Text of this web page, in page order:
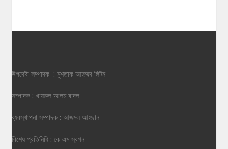
উপদেষ্টা সম্পাদক : মুশতাক আহম্মদ লিটন
সম্পাদক : খায়রুল আলম বাদল
ব্যবস্থাপনা সম্পাদক : আজমল আহছান
বিশেষ প্রতিনিধি : কে এম স্বপন